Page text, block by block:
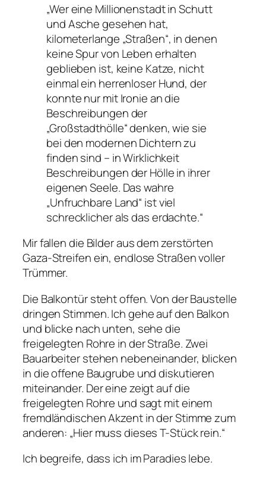
„Wer eine Millionenstadt in Schutt
und Asche gesehen hat,
kilometerlange „Straßen“, in denen
keine Spur von Leben erhalten
geblieben ist, keine Katze, nicht
einmal ein herrenloser Hund, der
konnte nur mit Ironie an die
Beschreibungen der
„Großstadthölle“ denken, wie sie
bei den modernen Dichtern zu
finden sind – in Wirklichkeit
Beschreibungen der Hölle in ihrer
eigenen Seele. Das wahre
„Unfruchbare Land“ ist viel
schrecklicher als das erdachte.“
Mir fallen die Bilder aus dem zerstörten
Gaza-Streifen ein, endlose Straßen voller
Trümmer.
Die Balkontür steht offen. Von der Baustelle
dringen Stimmen. Ich gehe auf den Balkon
und blicke nach unten, sehe die
freigelegten Rohre in der Straße. Zwei
Bauarbeiter stehen nebeneinander, blicken
in die offene Baugrube und diskutieren
miteinander. Der eine zeigt auf die
freigelegten Rohre und sagt mit einem
fremdländischen Akzent in der Stimme zum
anderen: „Hier muss dieses T-Stück rein.“
Ich begreife, dass ich im Paradies lebe.